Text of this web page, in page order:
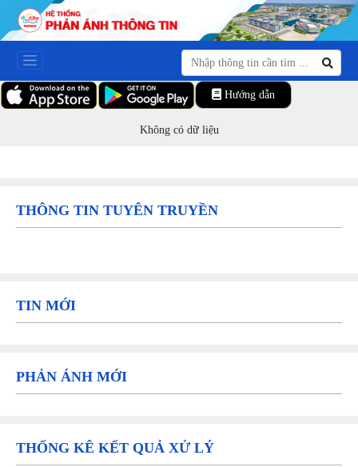
Hướng dẫn
Không có dữ liệu
THÔNG TIN TUYÊN TRUYỀN
TIN MỚI
PHẢN ÁNH MỚI
THỐNG KÊ KẾT QUẢ XỬ LÝ